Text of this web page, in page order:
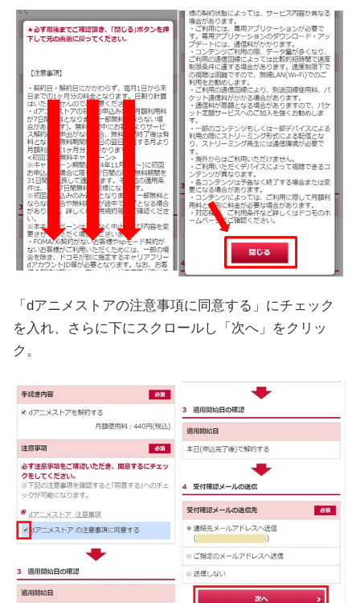
「dアニメストアの注意事項に同意する」にチェック
を入れ、さらに下にスクロールし「次へ」をクリッ
ク。